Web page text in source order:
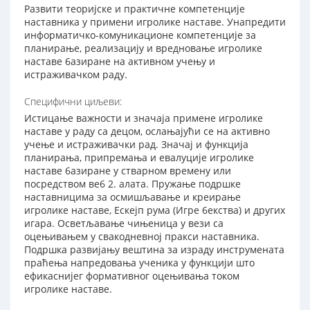
Развити теоријске и практичне компетенције
наставника у примени игролике наставе. Унапредити
информатичко-комуникационе компетенције за
планирање, реализацију и вредновање игролике
наставе 6азиране на активном учењу и
истраживачком раду.
Специфични циљеви:
Истицање важности и значаја примене игролике
наставе у раду са децом, ослањајући се на активно
учење и истраживачки рад. Значај и функција
планирања, припремања и евалуције игролике
наставе 6азиране у стварном времeну или
посредством ве6 2. алата. Пружање подршке
наставницима за осмишљавање и креирање
игролике наставе, Ескејп рума (Игре 6екства) и других
игара. Осветљавање чињеница у вези са
оцењивањем у свакодневној пракси наставника.
Подршка развијању вештина за израду инструмената
праћења напредовања ученика у функцији што
ефикаснијег формативног оцењивања током
игролике наставе.